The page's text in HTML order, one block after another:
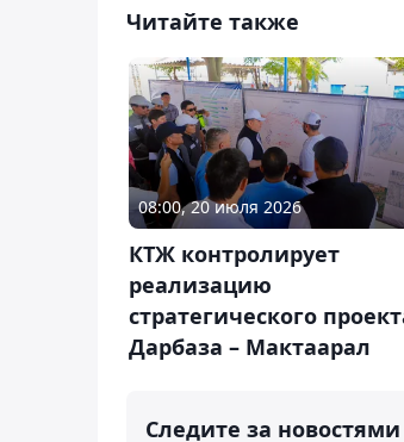
Читайте также
08:00, 20 июля 2026
КТЖ контролирует
реализацию
стратегического
Дарбаза – Мактаарал
Следите за